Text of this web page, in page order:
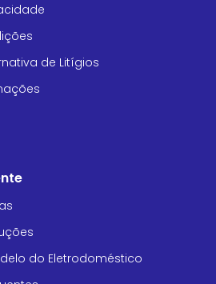
de Litígios
do Eletrodoméstico